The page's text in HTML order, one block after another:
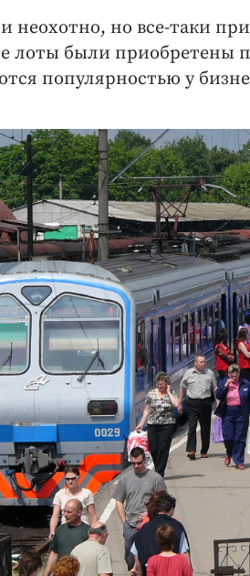
неохотно, но все-таки
лоты были приобретены
популярностью у